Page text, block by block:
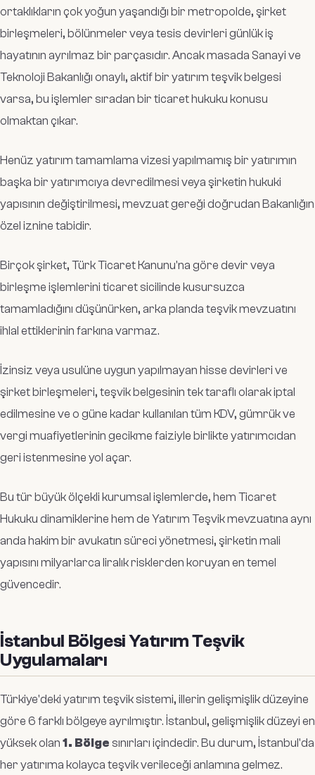
ortaklıkların çok yoğun yaşandığı bir metropolde, şirket
birleşmeleri, bölünmeler veya tesis devirleri günlük iş
hayatının ayrılmaz bir parçasıdır. Ancak masada Sanayi ve
Teknoloji Bakanlığı onaylı, aktif bir yatırım teşvik belgesi
varsa, bu işlemler sıradan bir ticaret hukuku konusu
olmaktan çıkar.
Henüz yatırım tamamlama vizesi yapılmamış bir yatırımın
başka bir yatırımcıya devredilmesi veya şirketin hukuki
yapısının değiştirilmesi, mevzuat gereği doğrudan Bakanlığın
özel iznine tabidir.
Birçok şirket, Türk Ticaret Kanunu'na göre devir veya
birleşme işlemlerini ticaret sicilinde kusursuzca
tamamladığını düşünürken, arka planda teşvik mevzuatını
ihlal ettiklerinin farkına varmaz.
İzinsiz veya usulüne uygun yapılmayan hisse devirleri ve
şirket birleşmeleri, teşvik belgesinin tek taraflı olarak iptal
edilmesine ve o güne kadar kullanılan tüm KDV, gümrük ve
vergi muafiyetlerinin gecikme faiziyle birlikte yatırımcıdan
geri istenmesine yol açar.
Bu tür büyük ölçekli kurumsal işlemlerde, hem Ticaret
Hukuku dinamiklerine hem de Yatırım Teşvik mevzuatına aynı
anda hakim bir avukatın süreci yönetmesi, şirketin mali
yapısını milyarlarca liralık risklerden koruyan en temel
güvencedir.
İstanbul Bölgesi Yatırım Teşvik
Uygulamaları
Türkiye'deki yatırım teşvik sistemi, illerin gelişmişlik düzeyine
göre 6 farklı bölgeye ayrılmıştır. İstanbul, gelişmişlik düzeyi en
yüksek olan 1. Bölge sınırları içindedir. Bu durum, İstanbul'da
her yatırıma kolayca teşvik verileceği anlamına gelmez.